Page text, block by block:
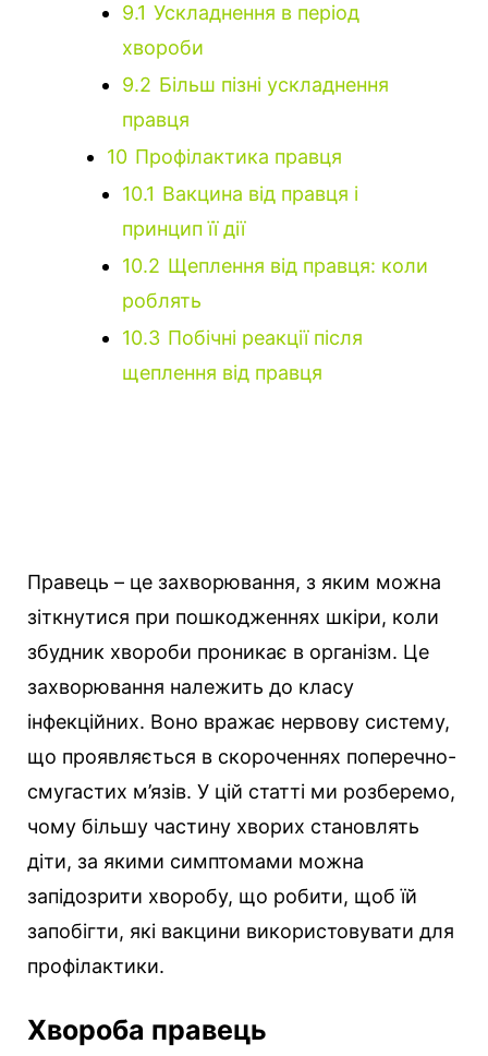
9.1 Ускладнення в період
хвороби
9.2 Більш пізні ускладнення
правця
10 Профілактика правця
10.1 Вакцина від правця і
принцип її дії
10.2 Щеплення від правця: коли
роблять
10.3 Побічні реакції після
щеплення від правця
Правець – це захворювання, з яким можна
зіткнутися при пошкодженнях шкіри, коли
збудник хвороби проникає в організм. Це
захворювання належить до класу
інфекційних. Воно вражає нервову систему,
що проявляється в скороченнях поперечно-
смугастих м’язів. У цій статті ми розберемо,
чому більшу частину хворих становлять
діти, за якими симптомами можна
запідозрити хворобу, що робити, щоб їй
запобігти, які вакцини використовувати для
профілактики.
Хвороба правець